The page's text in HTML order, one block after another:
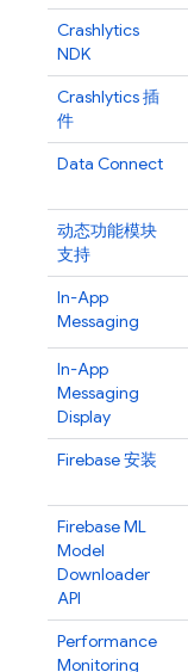
Crashlytics
NDK
Crashlytics插
件
Data Connect
动态功能模块
支持
In-App
Messaging
In-App
Messaging
Display
Firebase安装
Firebase ML
Model
Downloader
API
Performance
Monitoring